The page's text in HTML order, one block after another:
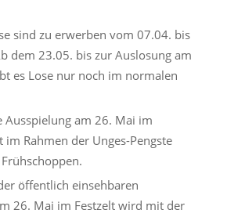
sind zu erwerben vom 07.04. bis
dem 23.05. bis zur Auslosung am
es Lose nur noch im normalen
Ausspielung am 26. Mai im
im Rahmen der Unges-Pengste
öffentlich einsehbaren
26. Mai im Festzelt wird mit der